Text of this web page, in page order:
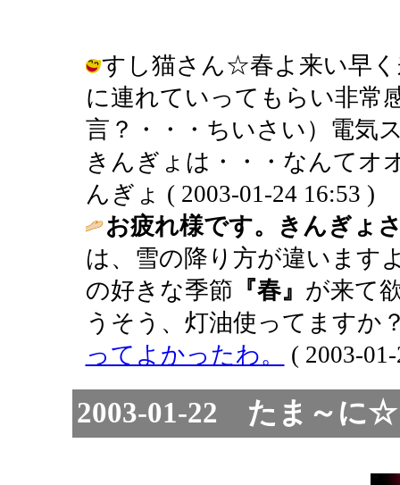
すし猫さん☆春よ来い早
に連れていってもらい非常
言？・・・ちいさい）電気
きんぎょは・・・なんてオ
んぎょ ( 2003-01-24 16:53 )
お疲れ様です。きんぎょ
は、雪の降り方が違いま
の好きな季節 『春』 が来て
うそう、灯油使ってますか
ってよかったわ。
( 2003-
2003-01-22 たま～に